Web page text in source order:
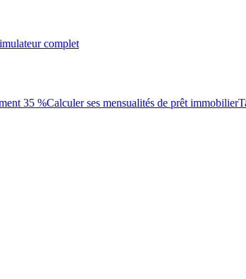
complet
35 %Calculer ses mensualités de prêt immobilier